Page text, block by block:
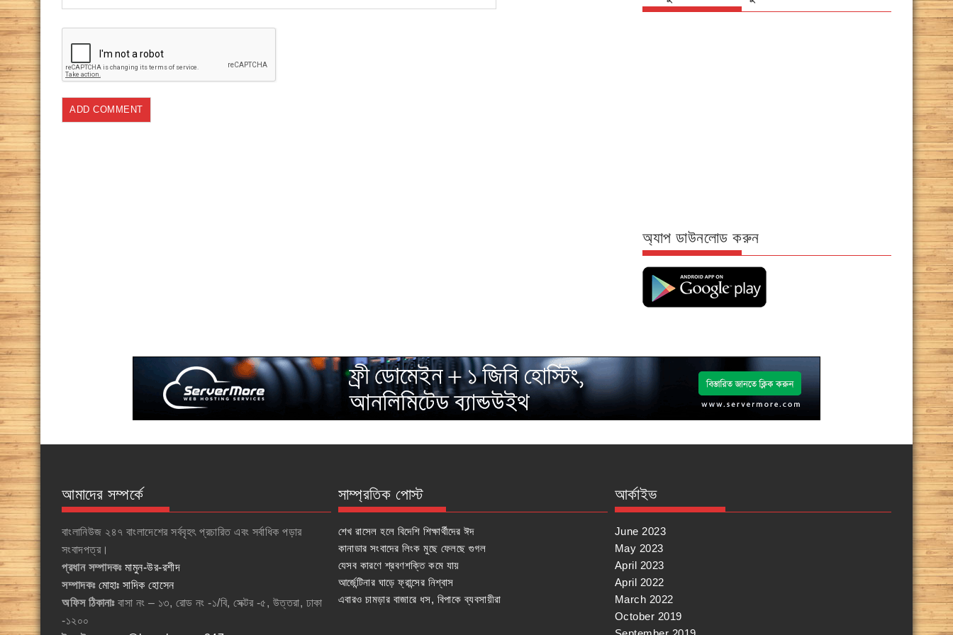
অ্যাপ ডাউনলোড করুন
আমাদের সম্পর্কে
বাংলানিউজ ২৪৭ বাংলাদেশের সর্ববৃহৎ প্রচারিত এবং সর্বাধিক পড়ার
সংবাদপত্র।
প্রধান সম্পাদকঃ মামুন-উর-রশীদ
সম্পাদকঃ মোহাঃ সাদিক হোসেন
অফিস ঠিকানাঃবাসা নং – ১৩, রোড নং -১/বি, সেক্টর -৫, উত্তরা, ঢাকা
-১২০০
সাম্প্রতিক পোস্ট
শেখ রাসেল হলে বিদেশি শিক্ষার্থীদের ঈদ
কানাডার সংবাদের লিংক মুছে ফেলছে গুগল
যেসব কারণে শ্রবণশক্তি কমে যায়
আর্জেন্টিনার ঘাড়ে ফ্রান্সের নিশ্বাস
এবারও চামড়ার বাজারে ধস, বিপাকে ব্যবসায়ীরা
আর্কাইভ
June 2023
May 2023
April 2023
April 2022
March 2022
October 2019